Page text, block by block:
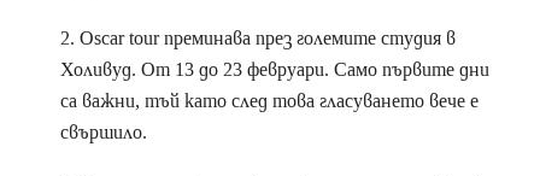
2. Oscar tour преминава през големите студия в
Холивуд. От 13 до 23 февруари. Само първите дни
са важни, тъй като след това гласуването вече е
свършило.